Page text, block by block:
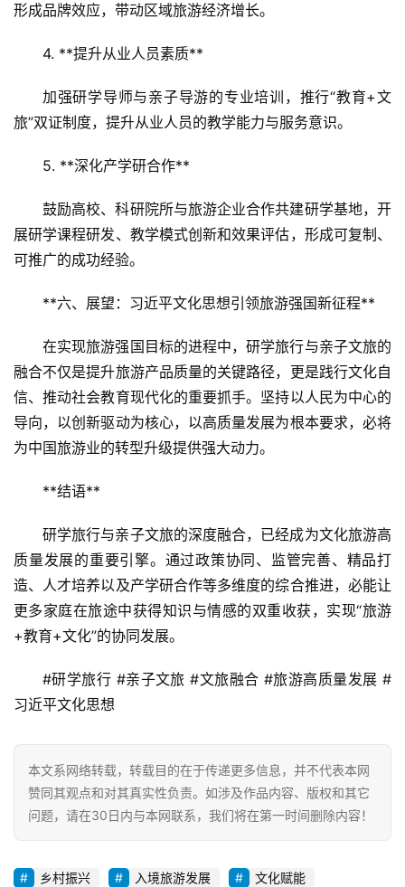
形成品牌效应，带动区域旅游经济增长。
4. **提升从业人员素质**
加强研学导师与亲子导游的专业培训，推行“教育+文
旅”双证制度，提升从业人员的教学能力与服务意识。
5. **深化产学研合作**
鼓励高校、科研院所与旅游企业合作共建研学基地，开
展研学课程研发、教学模式创新和效果评估，形成可复制、
可推广的成功经验。
**六、展望：习近平文化思想引领旅游强国新征程**
在实现旅游强国目标的进程中，研学旅行与亲子文旅的
融合不仅是提升旅游产品质量的关键路径，更是践行文化自
信、推动社会教育现代化的重要抓手。坚持以人民为中心的
导向，以创新驱动为核心，以高质量发展为根本要求，必将
为中国旅游业的转型升级提供强大动力。
**结语**
研学旅行与亲子文旅的深度融合，已经成为文化旅游高
质量发展的重要引擎。通过政策协同、监管完善、精品打
造、人才培养以及产学研合作等多维度的综合推进，必能让
更多家庭在旅途中获得知识与情感的双重收获，实现“旅游
+教育+文化”的协同发展。
#研学旅行 #亲子文旅 #文旅融合 #旅游高质量发展 #
习近平文化思想
本文系网络转载，转载目的在于传递更多信息，并不代表本网
赞同其观点和对其真实性负责。如涉及作品内容、版权和其它
问题，请在30日内与本网联系，我们将在第一时间删除内容！
乡村振兴 入境旅游发展
文化赋能